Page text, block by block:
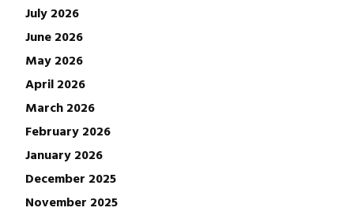
July 2026
June 2026
May 2026
April 2026
March 2026
February 2026
January 2026
December 2025
November 2025